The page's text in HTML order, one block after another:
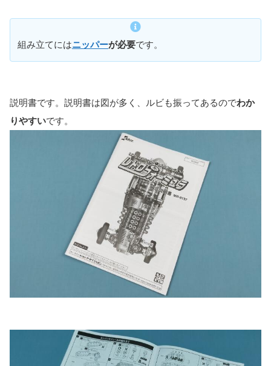
組み立てにはニッパーが必要です。
説明書です。説明書は図が多く、ルビも振ってあるのでわか
りやすいです。